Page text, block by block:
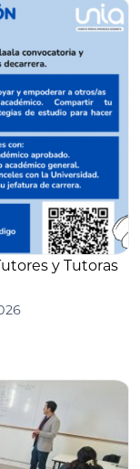
y Tutoras